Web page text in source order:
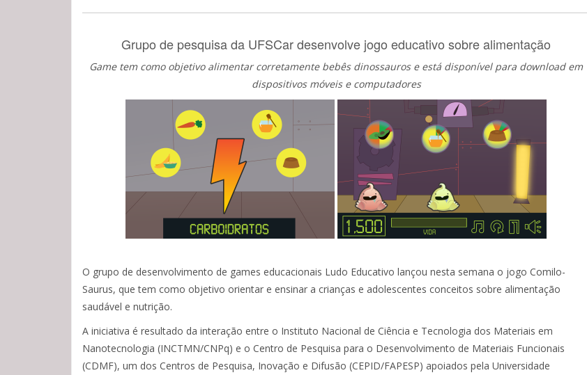
Grupo de pesquisa da UFSCar desenvolve jogo educativo sobre alimentação
Game tem como objetivo alimentar corretamente bebês dinossauros e está disponível para download em
dispositivos móveis e computadores
O grupo de desenvolvimento de games educacionais Ludo Educativo lançou nesta semana o jogo Comilo-
Saurus, que tem como objetivo orientar e ensinar a crianças e adolescentes conceitos sobre alimentação
saudável e nutrição.
A iniciativa é resultado da interação entre o Instituto Nacional de Ciência e Tecnologia dos Materiais em
Nanotecnologia (INCTMN/CNPq) e o Centro de Pesquisa para o Desenvolvimento de Materiais Funcionais
(CDMF), um dos Centros de Pesquisa, Inovação e Difusão (CEPID/FAPESP) apoiados pela Universidade